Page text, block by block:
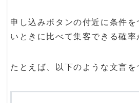
申し込みボタンの付近に条件
いときに比べて集客できる確率
たとえば、以下のような文言を